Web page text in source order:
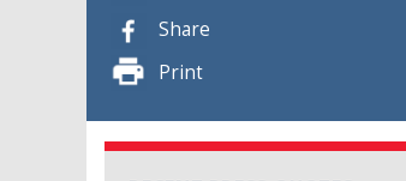
Share
Print